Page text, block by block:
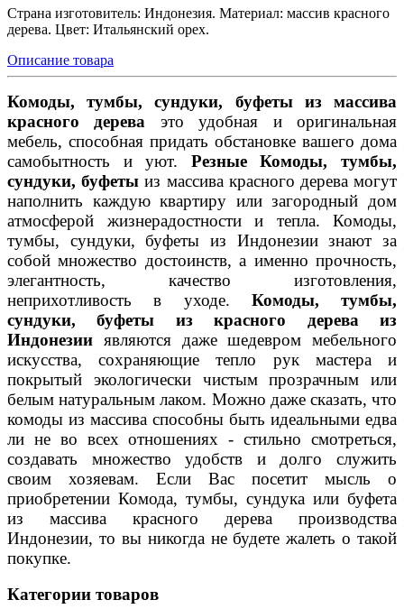
Страна изготовитель: Индонезия. Материал: массив красного
дерева. Цвет: Итальянский орех.
Описание товара
Комоды, тумбы, сундуки, буфеты из массива
красного дерева это удобная и оригинальная
мебель, способная придать обстановке вашего дома
самобытность и уют. Резные Комоды, тумбы,
сундуки, буфеты из массива красного дерева могут
наполнить каждую квартиру или загородный дом
атмосферой жизнерадостности и тепла. Комоды,
тумбы, сундуки, буфеты из Индонезии знают за
собой множество достоинств, а именно прочность,
элегантность, качество изготовления,
неприхотливость в уходе. Комоды, тумбы,
сундуки, буфеты из красного дерева из
Индонезии являются даже шедевром мебельного
искусства, сохраняющие тепло рук мастера и
покрытый экологически чистым прозрачным или
белым натуральным лаком. Можно даже сказать, что
комоды из массива способны быть идеальными едва
ли не во всех отношениях - стильно смотреться,
создавать множество удобств и долго служить
своим хозяевам. Если Вас посетит мысль о
приобретении Комода, тумбы, сундука или буфета
из массива красного дерева производства
Индонезии, то вы никогда не будете жалеть о такой
покупке.
Категории товаров